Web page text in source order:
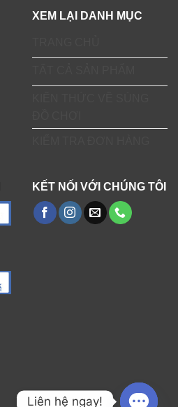
XEM LẠI DANH MỤC
KẾT NỐI VỚI CHÚNG TÔI
Liên hệ ngay!